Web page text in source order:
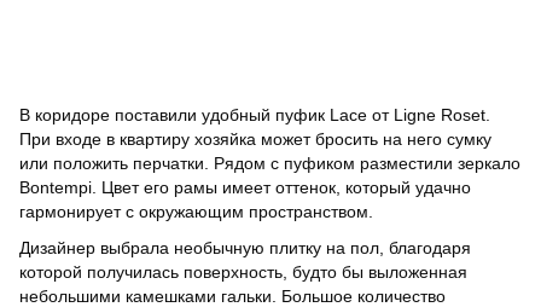
В коридоре поставили удобный пуфик Lace от Ligne Roset.
При входе в квартиру хозяйка может бросить на него сумку
или положить перчатки. Рядом с пуфиком разместили зеркало
Bontempi. Цвет его рамы имеет оттенок, который удачно
гармонирует с окружающим пространством.
Дизайнер выбрала необычную плитку на пол, благодаря
которой получилась поверхность, будто бы выложенная
небольшими камешками гальки. Большое количество